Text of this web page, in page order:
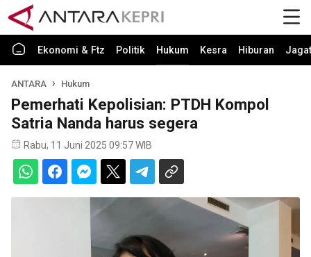
Ekonomi & Ftz Politik Hukum Kesra Hiburan Jagat
ANTARA Hukum
Pemerhati Kepolisian: PTDH Kompol
Satria Nanda harus segera
Rabu, 11 Juni 2025 09:57 WIB